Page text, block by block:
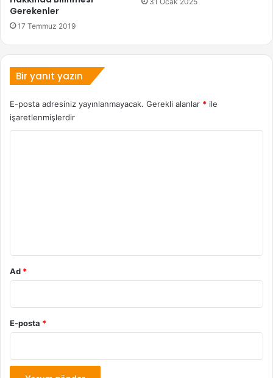
Gerekenler
17 Temmuz 2019
Bir yanıt yazın
E-posta adresiniz yayınlanmayacak. Gerekli alanlar * ile
işaretlenmişlerdir
Ad *
E-posta *